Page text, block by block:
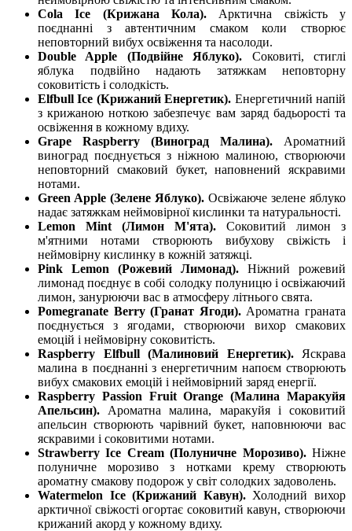
Cola Ice (Крижана Кола). Арктична свіжість у
поєднанні з автентичним смаком коли створює
неповторний вибух освіження та насолоди.
Double Apple (Подвійне Яблуко). Соковиті, стиглі
яблука подвійно надають затяжкам неповторну
соковитість і солодкість.
Elfbull Ice (Крижаний Енергетик). Енергетичний напій
з крижаною ноткою забезпечує вам заряд бадьорості та
освіження в кожному вдиху.
Grape Raspberry (Виноград Малина). Ароматний
виноград поєднується з ніжною малиною, створюючи
неповторний смаковий букет, наповнений яскравими
нотами.
Green Apple (Зелене Яблуко). Освіжаюче зелене яблуко
надає затяжкам неймовірної кислинки та натуральності.
Lemon Mint (Лимон М'ята). Соковитий лимон з
м'ятними нотами створюють вибухову свіжість і
неймовірну кислинку в кожній затяжці.
Pink Lemon (Рожевий Лимонад). Ніжний рожевий
лимонад поєднує в собі солодку полуницю і освіжаючий
лимон, занурюючи вас в атмосферу літнього свята.
Pomegranate Berry (Гранат Ягоди). Ароматна граната
поєднується з ягодами, створюючи вихор смакових
емоцій і неймовірну соковитість.
Raspberry Elfbull (Малиновий Енергетик). Яскрава
малина в поєднанні з енергетичним напоєм створюють
вибух смакових емоцій і неймовірний заряд енергії.
Raspberry Passion Fruit Orange (Малина Маракуйя
Апельсин). Ароматна малина, маракуйя і соковитий
апельсин створюють чарівний букет, наповнюючи вас
яскравими і соковитими нотами.
Strawberry Ice Cream (Полуничне Морозиво). Ніжне
полуничне морозиво з нотками крему створюють
ароматну смакову подорож у світ солодких задоволень.
Watermelon Ice (Крижаний Кавун). Холодний вихор
арктичної свіжості огортає соковитий кавун, створюючи
крижаний акорд у кожному вдиху.